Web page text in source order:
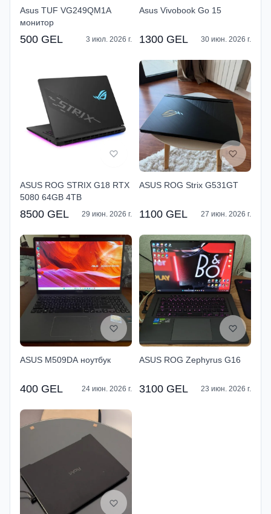
Asus TUF VG249QM1A
монитор
500 GEL 3 июл. 2026 г.
Asus Vivobook Go 15
1300 GEL 30 июн. 2026 г.
ASUS ROG STRIX G18 RTX
5080 64GB 4TB
8500 GEL 29 июн. 2026 г.
ASUS ROG Strix G531GT
1100 GEL 27 июн. 2026 г.
ASUS M509DA ноутбук
400 GEL 24 июн. 2026 г.
ASUS ROG Zephyrus G16
3100 GEL 23 июн. 2026 г.